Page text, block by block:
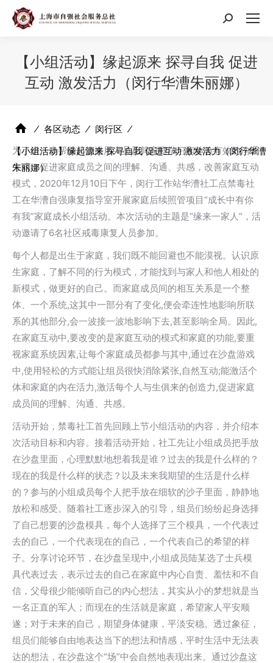
搜
【小组活动】缘起源来 探寻自我 促进
互动 激发活力（闵行华漕朱丽娜）
⁄ 各区动态 ⁄ 闵行区 ⁄
【小组活动】缘起源来 探寻自我 促进互动 激发活力（闵行华漕
朱丽娜）
为了进一步帮助药物滥用人员及其家庭学习和体验有效的沟通
方式，促进家庭成员之间的理解、沟通、共感，改善家庭互动
模式，2020年12月10日下午，闵行工作站华漕社工点禁毒社
工在华漕自强康复指导室开展家庭后续照管项目“成长中有你
有我”家庭成长小组活动。本次活动的主题是“缘来一家人”，活
动邀请了6名社区戒毒康复人员参加。
每个人都是出生于家庭，我们既不能回避也不能漠视。认识原
生家庭，了解不同的行为模式，才能找到与家人和他人相处的
新模式，做更好的自己。而家庭成员间的相互关系是一个整
体、一个系统,这其中一部分有了变化,便会牵连性地影响所联
系的其他部分,会一波接一波地影响下去,甚至影响全局。因此,
在家庭互动中,要改变的是家庭互动的模式和家庭的功能,要重
视家庭系统因素,让每个家庭成员都参与其中,通过在沙盘游戏
中,使用轻松的方式能让组员很快消除紧张,自然互动;能激活个
体和家庭的内在活力,激活每个人与生俱来的创造力,促进家庭
成员间的理解、沟通、共感。
活动开始，禁毒社工首先回顾上节小组活动的内容，并介绍本
次活动目标和内容。接着活动开始，社工先让小组成员把手放
在沙盘里面，心理默默地想着我是谁？过去的我是什么样的？
现在的我是什么样的状态？以及未来我期望的生活是什么样
的？参与的小组成员每个人把手放在细软的沙子里面，静静地
放松和感受。随着社工逐步深入的引导，组员们纷纷起身选择
了自己想要的沙盘模具，每个人选择了三个模具，一个代表过
去的自己，一个代表现在的自己，一个代表自己的希望的样
子。分享讨论环节，在沙盘呈现中,小组成员陆某选了士兵模
具代表过去，表示过去的自己在家庭中内心自责、羞怯和不自
信，父母很少能倾听自己的内心想法，其实从小的梦想就是当
一名正直的军人；而现在的生活就是家庭，希望家人平安顺
遂；对于未来的自己，期望身体健康，平淡安稳。透过象征，
组员们能够自由地表达当下的想法和情感，平时生活中无法表
达的想法，在沙盘这个“场”中会自然地表现出来。通过沙盘这